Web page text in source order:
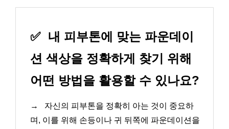
✅ 내 피부톤에 맞는 파운데이
션 색상을 정확하게 찾기 위해
어떤 방법을 활용할 수 있나요?
→
자신의 피부톤을 정확히 아는 것이 중요하
며, 이를 위해 손등이나 귀 뒤쪽에 파운데이션을